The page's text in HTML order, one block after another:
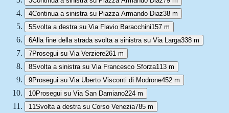
4Continua a sinistra su Piazza Armando Diaz38 m
5Svolta a destra su Via Flavio Baracchini157 m
6Alla fine della strada svolta a sinistra su Via Larga338 m
7Prosegui su Via Verziere261 m
8Svolta a sinistra su Via Francesco Sforza113 m
9Prosegui su Via Uberto Visconti di Modrone452 m
10Prosegui su Via San Damiano224 m
11Svolta a destra su Corso Venezia785 m